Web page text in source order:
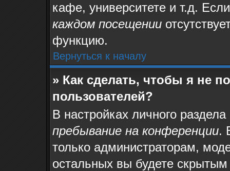
кафе, университете и т.д.
каждом посещении
функцию.
Вернуться к началу
» Как сделать, чтобы я не
пользователей?
В настройках личного
пребывание на конференции.
только администраторам,
остальных вы будете